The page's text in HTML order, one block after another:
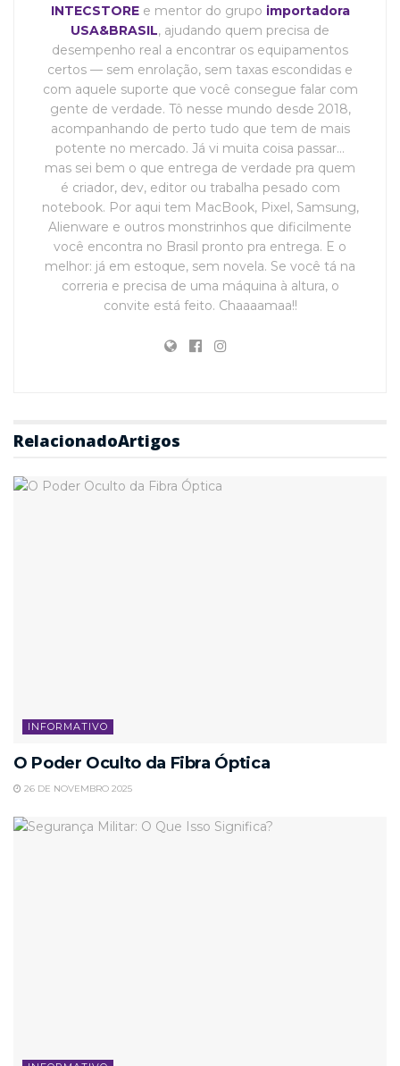
INTECSTOREe mentor do grupo importadora
USA&BRASIL, ajudando quem precisa de
desempenho real a encontrar os equipamentos
certos — sem enrolação, sem taxas escondidas e
com aquele suporte que você consegue falar com
gente de verdade. Tô nesse mundo desde 2018,
acompanhando de perto tudo que tem de mais
potente no mercado. Já vi muita coisa passar…
mas sei bem o que entrega de verdade pra quem
é criador, dev, editor ou trabalha pesado com
notebook. Por aqui tem MacBook, Pixel, Samsung,
Alienware e outros monstrinhos que dificilmente
você encontra no Brasil pronto pra entrega. E o
melhor: já em estoque, sem novela. Se você tá na
correria e precisa de uma máquina à altura, o
convite está feito. Chaaaamaa!!
RelacionadoArtigos
INFORMATIVO
O Poder Oculto da Fibra Óptica
26 DE NOVEMBRO 2025